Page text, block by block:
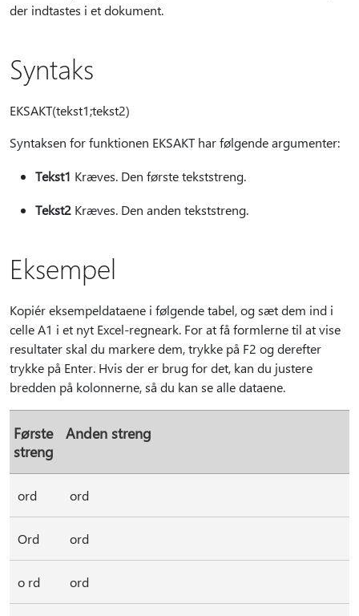
der indtastes i et dokument.
Syntaks
EKSAKT(tekst1;tekst2)
Syntaksen for funktionen EKSAKT har følgende argumenter:
Tekst1 Kræves. Den første tekststreng.
Tekst2 Kræves. Den anden tekststreng.
Eksempel
Kopiér eksempeldataene i følgende tabel, og sæt dem ind i
celle A1 i et nyt Excel-regneark. For at få formlerne til at vise
resultater skal du markere dem, trykke på F2 og derefter
trykke på Enter. Hvis der er brug for det, kan du justere
bredden på kolonnerne, så du kan se alle dataene.
Første
streng
Anden streng
ord ord
Ord ord
o rd ord